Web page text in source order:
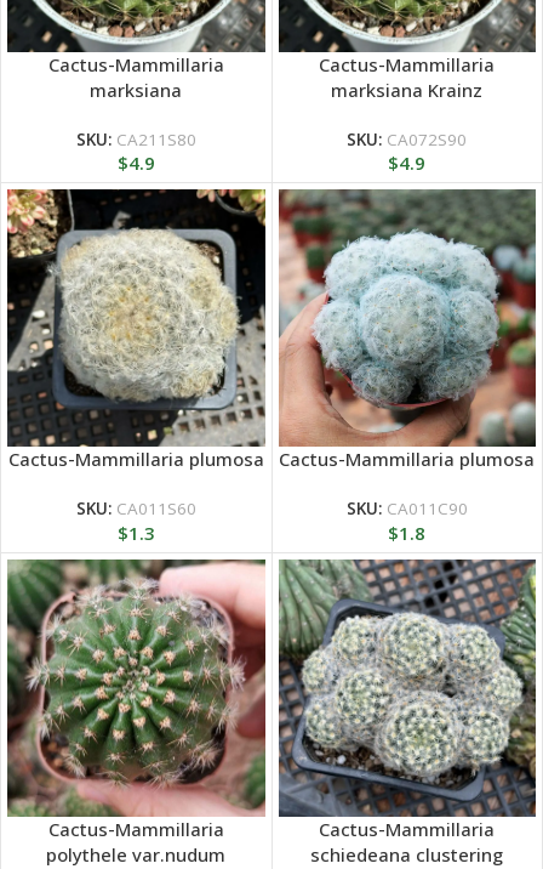
Cactus-Mammillaria
marksiana
SKU: CA211S80
$4.9
Cactus-Mammillaria
marksiana Krainz
SKU: CA072S90
$4.9
Cactus-Mammillaria plumosa
SKU: CA011S60
$1.3
Cactus-Mammillaria plumosa
SKU: CA011C90
$1.8
Cactus-Mammillaria
polythele var.nudum
Cactus-Mammillaria
schiedeana clustering